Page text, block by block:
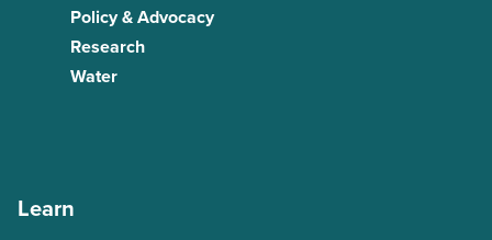
Policy & Advocacy
Research
Water
Learn